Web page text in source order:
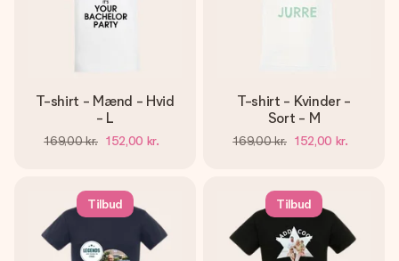
T-shirt - Mænd - Hvid
- L
169,00 kr. 152,00 kr.
T-shirt - Kvinder -
Sort - M
169,00 kr. 152,00 kr.
Tilbud Tilbud